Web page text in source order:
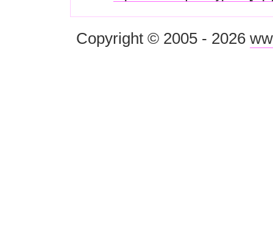
Copyright © 2005 - 2026